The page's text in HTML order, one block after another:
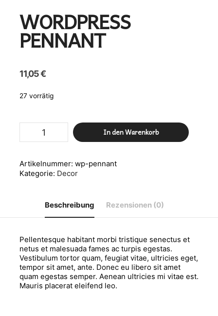
WORDPRESS
PENNANT
11,05€
27 vorrätig
Pennant
Menge
In den Warenkorb
Artikelnummer: wp-pennant
Kategorie: Decor
Beschreibung Rezensionen (0)
Pellentesque habitant morbi tristique senectus et
netus et malesuada fames ac turpis egestas.
Vestibulum tortor quam, feugiat vitae, ultricies eget,
tempor sit amet, ante. Donec eu libero sit amet
quam egestas semper. Aenean ultricies mi vitae est.
Mauris placerat eleifend leo.